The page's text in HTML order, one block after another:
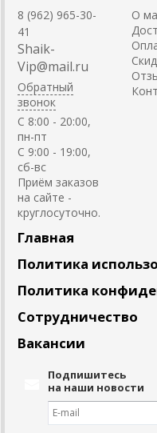
8 (962) 965-30-
41
Shaik-
Vip@mail.ru
Обратный
звонок
C 8:00 - 20:00,
пн-пт
С 9:00 - 19:00,
сб-вс
Приём заказов
на сайте -
круглосуточно.
О
Главная
Политика
Политика
Сотрудничество
Вакансии
Подпишитесь
на наши новости